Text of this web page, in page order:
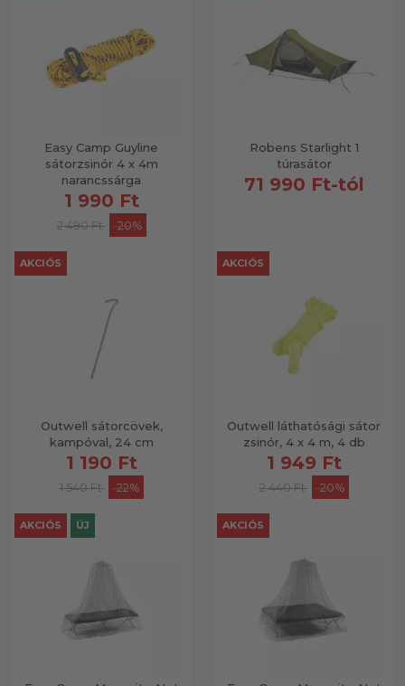
Easy Camp Guyline
sátorzsinór 4 x 4m
narancssárga
1 990 Ft
2 490 Ft -20%
Robens Starlight 1
túrasátor
71 990 Ft-tól
Outwell sátorcövek,
kampóval, 24 cm
AKCIÓS
1 190 Ft
1 540 Ft -22%
Outwell láthatósági sátor
zsinór, 4 x 4 m, 4 db
AKCIÓS
1 949 Ft
2 440 Ft -20%
AKCIÓS ÚJ AKCIÓS